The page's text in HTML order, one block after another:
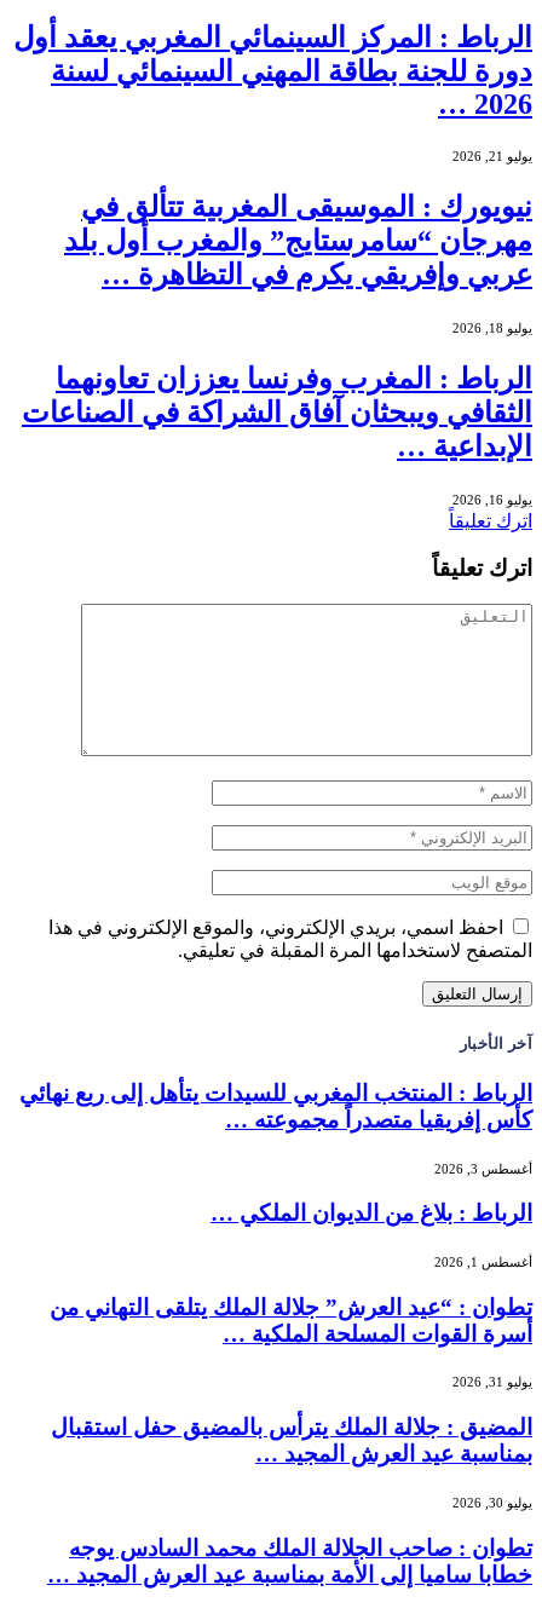
الرباط : المركز السينمائي المغربي يعقد أول
دورة للجنة بطاقة المهني السينمائي لسنة
2026 …
يوليو 21, 2026
نيويورك : الموسيقى المغربية تتألق في
مهرجان “سامرستايج” والمغرب أول بلد
عربي وإفريقي يكرم في التظاهرة …
يوليو 18, 2026
الرباط : المغرب وفرنسا يعززان تعاونهما
الثقافي ويبحثان آفاق الشراكة في الصناعات
الإبداعية …
يوليو 16, 2026
اترك تعليقاً
اترك تعليقاً
احفظ اسمي، بريدي الإلكتروني، والموقع الإلكتروني في هذا
المتصفح لاستخدامها المرة المقبلة في تعليقي.
آخر الأخبار
الرباط : المنتخب المغربي للسيدات يتأهل إلى ربع نهائي
كأس إفريقيا متصدراً مجموعته …
أغسطس 3, 2026
الرباط : بلاغ من الديوان الملكي …
أغسطس 1, 2026
تطوان : “عيد العرش” جلالة الملك يتلقى التهاني من
أسرة القوات المسلحة الملكية …
يوليو 31, 2026
المضيق : جلالة الملك يترأس بالمضيق حفل استقبال
بمناسبة عيد العرش المجيد …
يوليو 30, 2026
تطوان : صاحب الجلالة الملك محمد السادس يوجه
خطابا ساميا إلى الأمة بمناسبة عيد العرش المجيد …